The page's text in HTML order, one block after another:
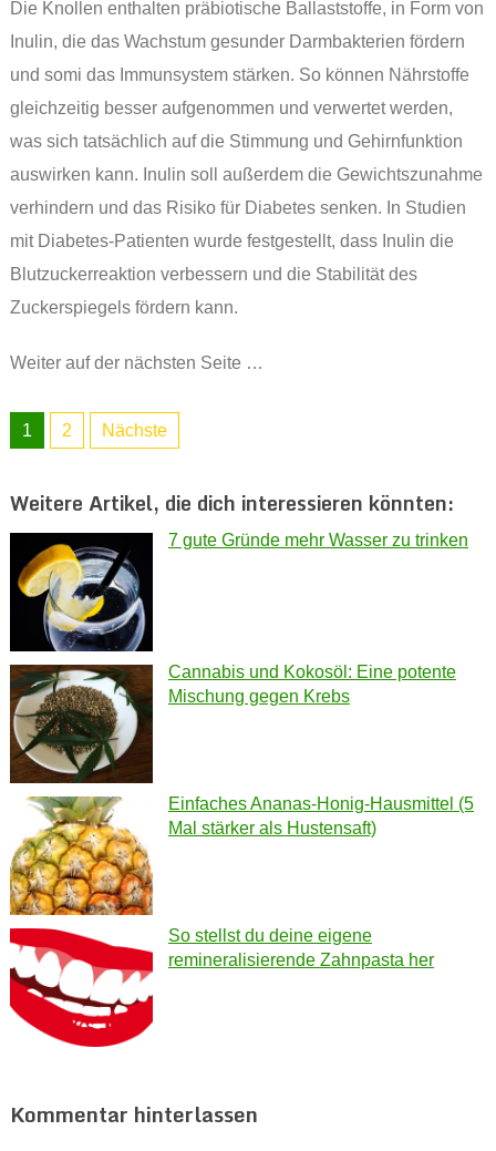
Die Knollen enthalten präbiotische Ballaststoffe, in Form von
Inulin, die das Wachstum gesunder Darmbakterien fördern
und somi das Immunsystem stärken. So können Nährstoffe
gleichzeitig besser aufgenommen und verwertet werden,
was sich tatsächlich auf die Stimmung und Gehirnfunktion
auswirken kann. Inulin soll außerdem die Gewichtszunahme
verhindern und das Risiko für Diabetes senken. In Studien
mit Diabetes-Patienten wurde festgestellt, dass Inulin die
Blutzuckerreaktion verbessern und die Stabilität des
Zuckerspiegels fördern kann.
Weiter auf der nächsten Seite …
1 2 Nächste
Weitere Artikel, die dich interessieren könnten:
7 gute Gründe mehr Wasser zu trinken
Cannabis und Kokosöl: Eine potente
Mischung gegen Krebs
Einfaches Ananas-Honig-Hausmittel (5
Mal stärker als Hustensaft)
So stellst du deine eigene
remineralisierende Zahnpasta her
Kommentar hinterlassen